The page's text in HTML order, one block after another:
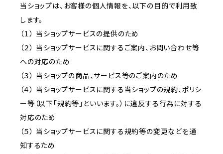
当ショップは、お客様の個人情報を、以下の目的で利用致
します。
（１） 当ショップサービスの提供のため
（２） 当ショップサービスに関するご案内、お問い合わせ等
への対応のため
（３） 当ショップの商品、サービス等のご案内のため
（４） 当ショップサービスに関する当ショップの規約、ポリシ
ー等（以下「規約等」といいます。）に違反する行為に対する
対応のため
（５） 当ショップサービスに関する規約等の変更などを通
知するため